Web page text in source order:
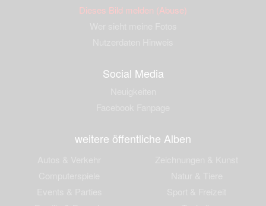
Dieses Bild melden (Abuse)
Social Media
weitere öffentliche Alben